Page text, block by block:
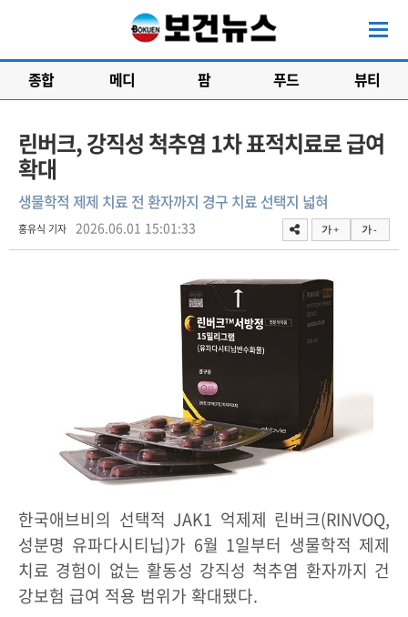
종합 메디 팜 푸드 뷰티
린버크, 강직성 척추염 1차 표적치료로 급여
확대
생물학적 제제 치료 전 환자까지 경구 치료 선택지 넓혀
홍유식 기자 2026.06.01 15:01:33 가 + 가 -
한국애브비의 선택적 JAK1 억제제 린버크(RINVOQ,
성분명 유파다시티닙)가 6월 1일부터 생물학적 제제
치료 경험이 없는 활동성 강직성 척추염 환자까지 건
강보험 급여 적용 범위가 확대됐다.